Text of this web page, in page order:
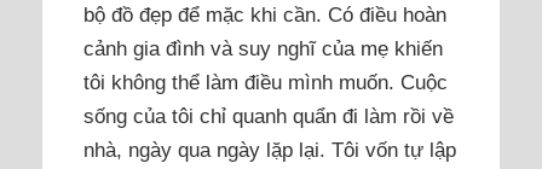
bộ đồ đẹp để mặc khi cần. Có điều hoàn
cảnh gia đình và suy nghĩ của mẹ khiến
tôi không thể làm điều mình muốn. Cuộc
sống của tôi chỉ quanh quẩn đi làm rồi về
nhà, ngày qua ngày lặp lại. Tôi vốn tự lập